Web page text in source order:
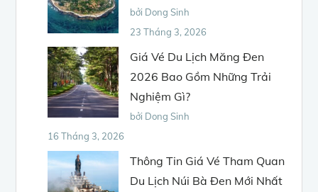
bởi Dong Sinh
23 Tháng 3, 2026
Giá Vé Du Lịch Măng Đen
2026 Bao Gồm Những Trải
Nghiệm Gì?
bởi Dong Sinh
16 Tháng 3, 2026
Thông Tin Giá Vé Tham Quan
Du Lịch Núi Bà Đen Mới Nhất